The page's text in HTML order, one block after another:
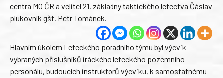
centra MO ČR a velitel 21. základny taktického letectva Čáslav
plukovník gšt. Petr Tománek.
Hlavním úkolem Leteckého poradního týmu byl výcvik
vybraných příslušníků iráckého leteckého pozemního
personálu, budoucích instruktorů výcviku, k samostatnému